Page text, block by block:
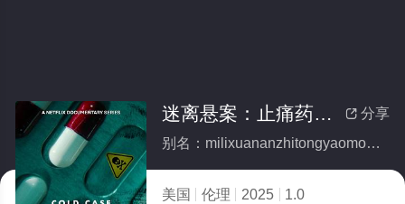
 分享
迷离悬案：止痛药谋杀事件(全集)
别名：milixuananzhitongyaomoushashijian
美国 伦理 2025
1.0